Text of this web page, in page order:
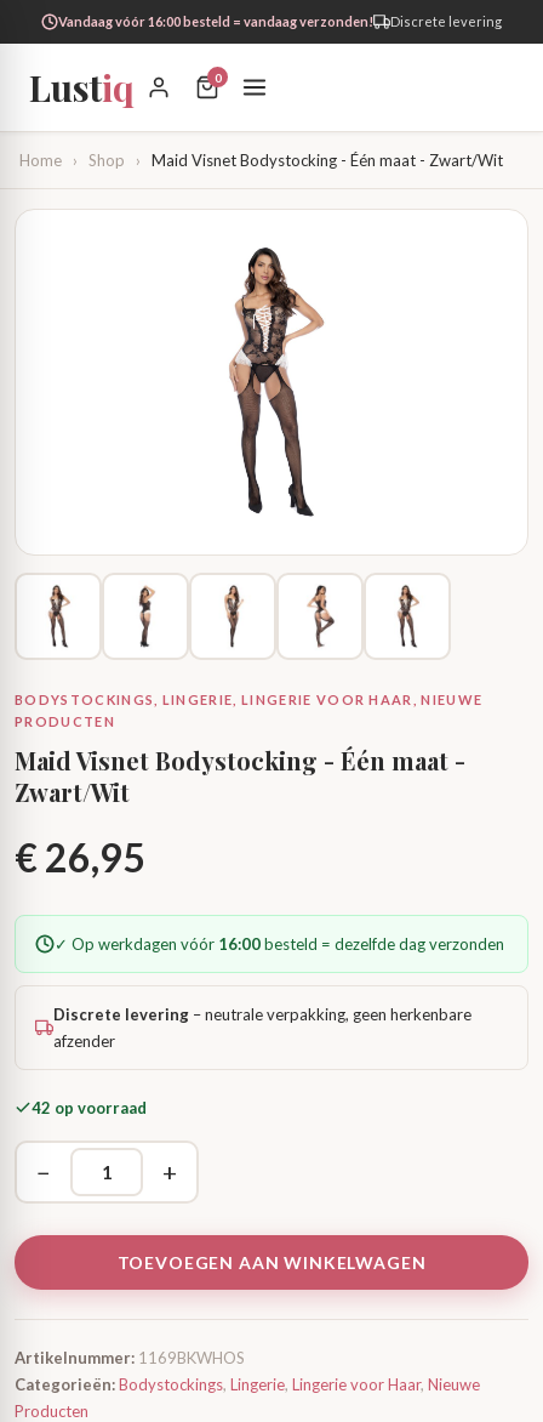
Vandaag vóór 16:00 besteld = vandaag verzonden! Discrete levering
Lustiq 0
Home › Shop › Maid Visnet Bodystocking - Één maat - Zwart/Wit
BODYSTOCKINGS, LINGERIE, LINGERIE VOOR HAAR, NIEUWE
PRODUCTEN
Maid Visnet Bodystocking - Één maat -
Zwart/Wit
€26,95
✓ Op werkdagen vóór 16:00besteld = dezelfde dag verzonden
Discrete levering – neutrale verpakking, geen herkenbare
afzender
42 op voorraad
− +
TOEVOEGEN AAN WINKELWAGEN
Artikelnummer: 1169BKWHOS
Categorieën:Bodystockings, Lingerie, Lingerie voor Haar, Nieuwe
Producten